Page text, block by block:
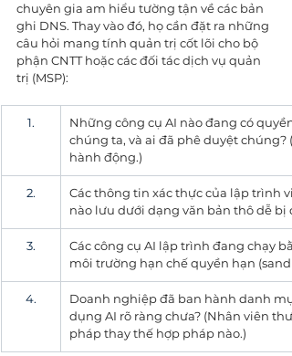
chuyên gia am hiểu tường tận về các bản
ghi DNS. Thay vào đó, họ cần đặt ra những
câu hỏi mang tính quản trị cốt lõi cho bộ
phận CNTT hoặc các đối tác dịch vụ quản
trị (MSP):
1.
Những công cụ AI nào đang có
chúng ta, và ai đã phê duyệt
hành động.)
2.
Các thông tin xác thực của lập trình
nào lưu dưới dạng văn bản thô dễ bị
3.
Các công cụ AI lập trình đang chạy
môi trường hạn chế quyền hạn
4.
Doanh nghiệp đã ban hành danh
dụng AI rõ ràng chưa? (Nhân viên
pháp thay thế hợp pháp nào.)